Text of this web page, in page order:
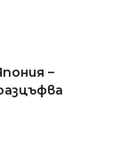
–